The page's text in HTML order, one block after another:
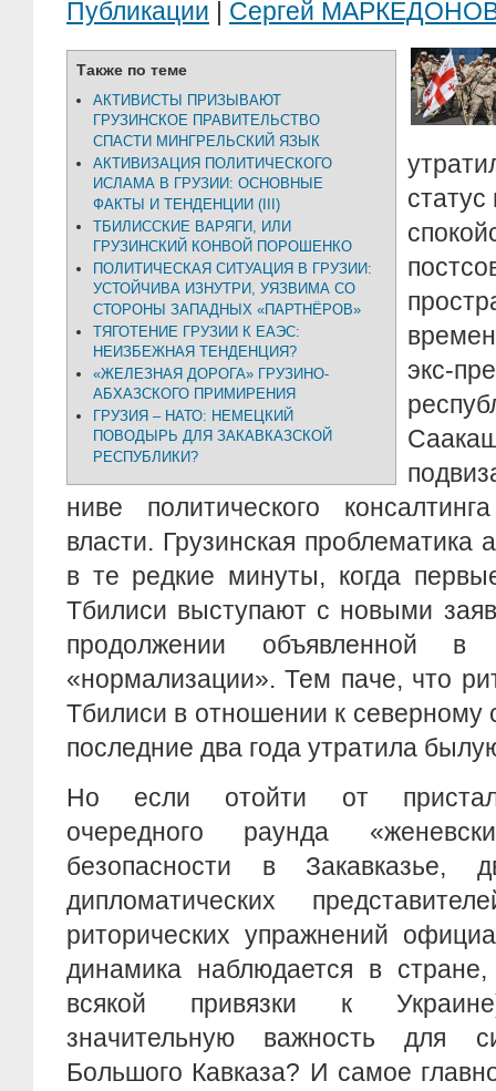
Публикации | Сергей
Также по теме
АКТИВИСТЫ ПРИЗЫВАЮТ
ГРУЗИНСКОЕ ПРАВИТЕЛЬСТВО
СПАСТИ МИНГРЕЛЬСКИЙ ЯЗЫК
АКТИВИЗАЦИЯ ПОЛИТИЧЕСКОГО
ИСЛАМА В ГРУЗИИ: ОСНОВНЫЕ
ФАКТЫ И ТЕНДЕНЦИИ (III)
ТБИЛИССКИЕ ВАРЯГИ, ИЛИ
ГРУЗИНСКИЙ КОНВОЙ ПОРОШЕНКО
ПОЛИТИЧЕСКАЯ СИТУАЦИЯ В ГРУЗИИ:
УСТОЙЧИВА ИЗНУТРИ, УЯЗВИМА СО
СТОРОНЫ ЗАПАДНЫХ «ПАРТНЁРОВ»
ТЯГОТЕНИЕ ГРУЗИИ К ЕАЭС:
НЕИЗБЕЖНАЯ ТЕНДЕНЦИЯ?
«ЖЕЛЕЗНАЯ ДОРОГА» ГРУЗИНО-
АБХАЗСКОГО ПРИМИРЕНИЯ
ГРУЗИЯ – НАТО: НЕМЕЦКИЙ
ПОВОДЫРЬ ДЛЯ ЗАКАВКАЗСКОЙ
РЕСПУБЛИКИ?
статус
экс-
ниве политического
власти. Грузинская проблематика
в те редкие минуты, когда
Тбилиси выступают с новыми
продолжении объявленной
«нормализации». Тем паче, что
Тбилиси в отношении к северному
последние два года утратила
Но если отойти от
очередного раунда
безопасности в Закавказье,
дипломатических
риторических упражнений
динамика наблюдается в
всякой привязки к
значительную важность для
Большого Кавказа? И самое